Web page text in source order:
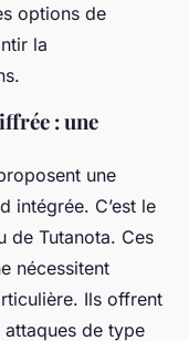
options de
la
: une
une
intégrée. C’est le
de Tutanota. Ces
nécessitent
Ils offrent
de type